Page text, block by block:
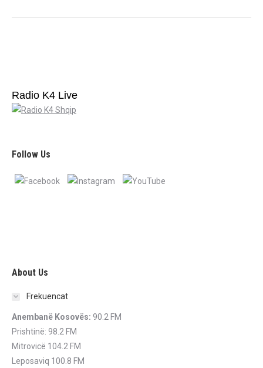
Radio K4 Live
Follow Us
About Us
Frekuencat
Anembanë Kosovës: 90.2 FM
Prishtinë: 98.2 FM
Mitrovicë 104.2 FM
Leposaviq 100.8 FM